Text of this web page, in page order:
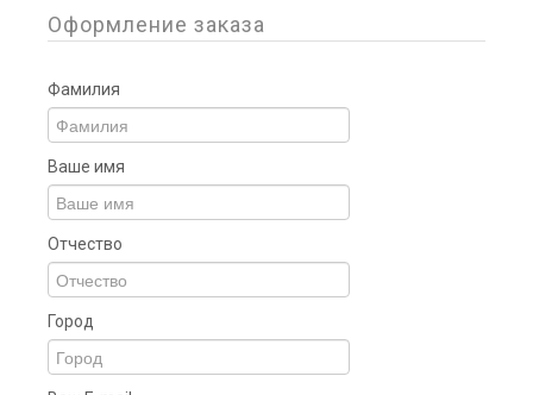
Оформление заказа
Фамилия
Ваше имя
Отчество
Город